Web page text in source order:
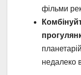
фільми
недалеко